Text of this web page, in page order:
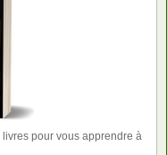
pour vous apprendre à